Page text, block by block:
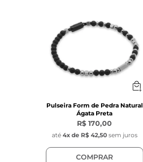
Pulseira Form de Pedra Natural
Ágata Preta
R$ 170,00
até 4x de R$ 42,50 sem juros
COMPRAR